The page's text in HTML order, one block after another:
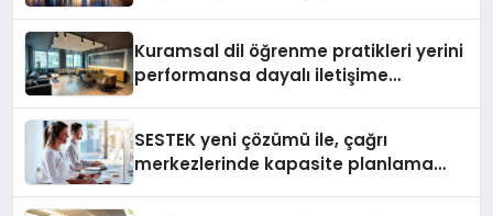
Kuramsal dil öğrenme pratikleri yerini
performansa dayalı iletişime
SESTEK yeni çözümü ile, çağrı
merkezlerinde kapasite planlama